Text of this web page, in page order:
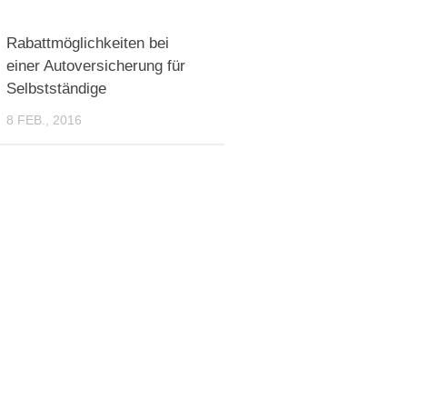
Rabattmöglichkeiten bei
einer Autoversicherung für
Selbstständige
8 FEB., 2016